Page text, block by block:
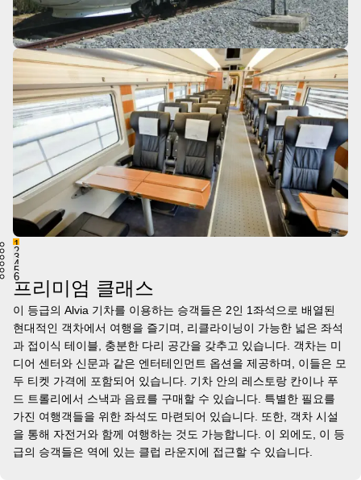
1
2
3
4
5
6
프리미엄 클래스
이 등급의 Alvia 기차를 이용하는 승객들은 2인 1좌석으로 배열된
현대적인 객차에서 여행을 즐기며, 리클라이닝이 가능한 넓은 좌석
과 접이식 테이블, 충분한 다리 공간을 갖추고 있습니다. 객차는 미
디어 센터와 신문과 같은 엔터테인먼트 옵션을 제공하며, 이들은 모
두 티켓 가격에 포함되어 있습니다. 기차 안의 레스토랑 칸이나 푸
드 트롤리에서 스낵과 음료를 구매할 수 있습니다. 특별한 필요를
가진 여행객들을 위한 좌석도 마련되어 있습니다. 또한, 객차 시설
을 통해 자전거와 함께 여행하는 것도 가능합니다. 이 외에도, 이 등
급의 승객들은 역에 있는 클럽 라운지에 접근할 수 있습니다.